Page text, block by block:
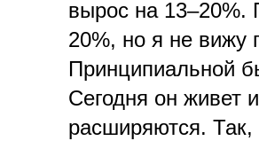
вырос на
20%, но я не вижу
Принципиальной
Сегодня он живет
расширяются. Так,